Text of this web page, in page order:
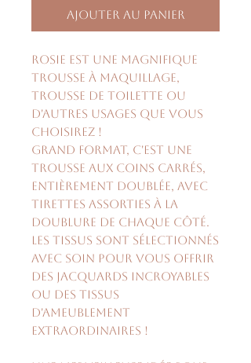
Ajouter au panier
Rosie est une magnifique
trousse à maquillage,
trousse de toilette ou
d'autres usages que vous
choisirez !
Grand format, c'est une
trousse aux coins carrés,
entièrement doublée, avec
tirettes assorties à la
doublure de chaque côté.
Les tissus sont sélectionnés
avec soin pour vous offrir
des jacquards incroyables
ou des tissus
d'ameublement
extraordinaires !